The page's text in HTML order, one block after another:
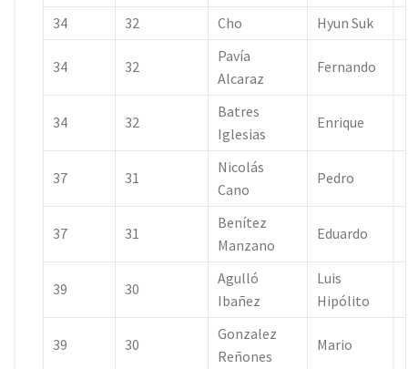
34 32 Cho Hyun Suk
34 32
Pavía
Alcaraz
Fernando
34 32
Batres
Iglesias
Enrique
37 31
Nicolás
Cano
Pedro
37 31
Benítez
Manzano
Eduardo
39 30
Agulló
Ibañez
Luis
Hipólito
39 30
Gonzalez
Reñones
Mario